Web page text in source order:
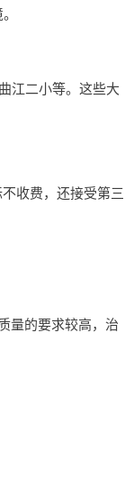
江二小等。这些大
收费，还接受第三
量的要求较高，治